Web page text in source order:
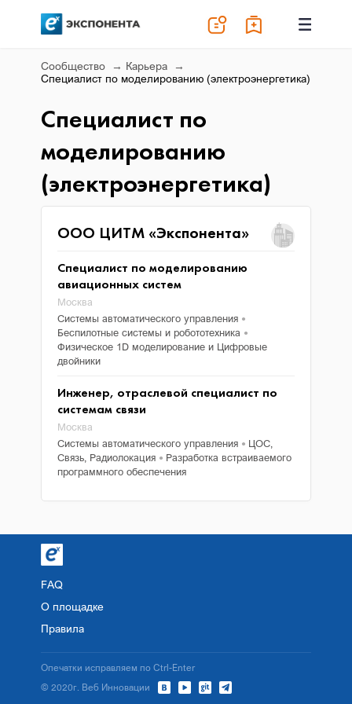
Сообщество
Карьера
Специалист по моделированию (электроэнергетика)
Специалист по
моделированию
(электроэнергетика)
ООО ЦИТМ «Экспонента»
Специалист по моделированию
авиационных систем
Москва
Системы автоматического управления ●
Беспилотные системы и робототехника ●
Физическое 1D моделирование и Цифровые
двойники
Инженер, отраслевой специалист по
системам связи
Москва
Системы автоматического управления ● ЦОС,
Связь, Радиолокация ● Разработка встраиваемого
программного обеспечения
FAQ
О площадке
Правила
© 2020г. Веб Инновации
Опечатки исправляем по Ctrl-Enter